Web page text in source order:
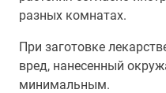
разных комнатах.
При заготовке
вред, нанесенный
минимальным.